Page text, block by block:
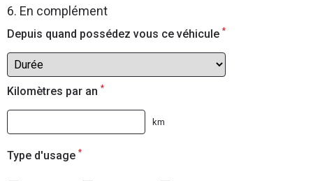
6. En complément
Depuis quand possédez vous ce véhicule *
Kilomètres par an *
km
Type d'usage *